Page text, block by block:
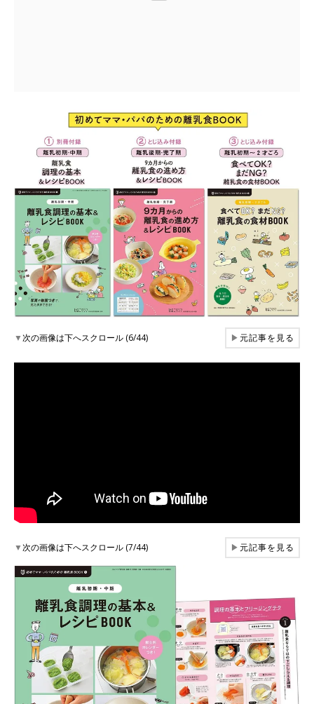
▼次の画像は下へスクロール (6/44) ▶元記事を見る
▼次の画像は下へスクロール (7/44) ▶元記事を見る